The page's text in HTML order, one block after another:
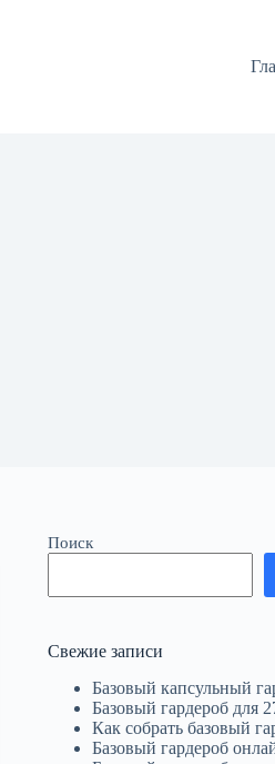
Поиск
Свежие записи
Базовый капсульный
Базовый гардероб для
Как собрать базовый
Базовый гардероб